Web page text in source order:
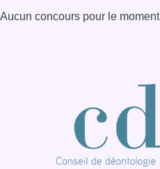
Aucun concours pour le moment